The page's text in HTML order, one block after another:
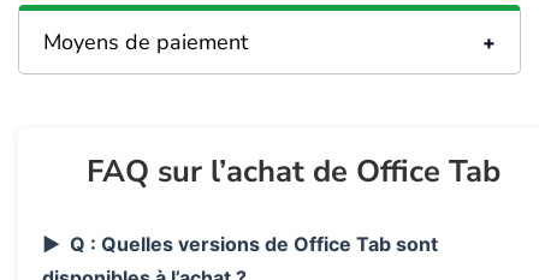
Moyens de paiement
FAQ sur l’achat de Office Tab
Q : Quelles versions de Office Tab sont